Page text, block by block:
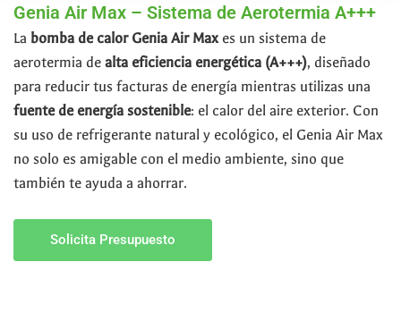
Genia Air Max – Sistema de Aerotermia A+++
La bomba de calor Genia Air Max es un sistema de
aerotermia de alta eficiencia energética (A+++), diseñado
para reducir tus facturas de energía mientras utilizas una
fuente de energía sostenible: el calor del aire exterior. Con
su uso de refrigerante natural y ecológico, el Genia Air Max
no solo es amigable con el medio ambiente, sino que
también te ayuda a ahorrar.
Solicita Presupuesto